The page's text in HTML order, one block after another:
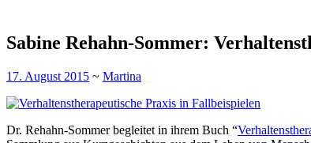
Sabine Rehahn-Sommer:
17. August 2015 ~ Martina
Dr. Rehahn-Sommer begleitet in ihrem Buch “